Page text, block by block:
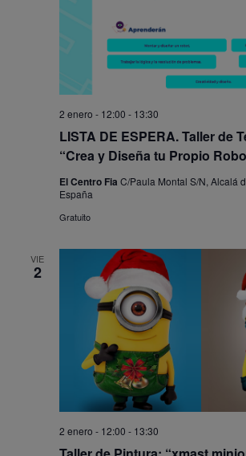
LISTA DE ESPERA. Taller de
“Crea y Diseña tu Propio
2 enero - 12:00 - 13:30
El Centro Fia C/Paula Montal S/N, Alcalá
España
Gratuito
VIE
2
2 enero - 12:00 - 13:30